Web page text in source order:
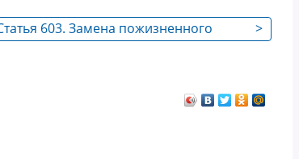
>
603. Замена пожизненного